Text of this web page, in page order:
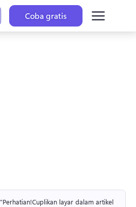
Coba gratis
"Perhatian!Cuplikan layar dalam artikel